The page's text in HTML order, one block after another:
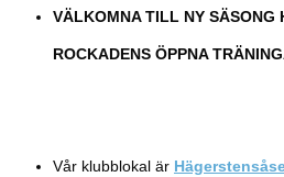
VÄLKOMNA TILL NY SÄSONG
ROCKADENS ÖPPNA
Vår klubblokal är